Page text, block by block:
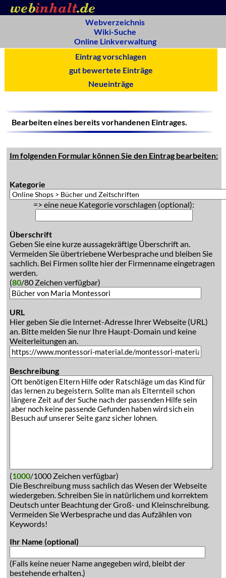
Webverzeichnis
Wiki-Suche
Online Linkverwaltung
Eintrag vorschlagen
gut bewertete Einträge
Neueinträge
Bearbeiten eines bereits vorhandenen Eintrages.
Im folgenden Formular können Sie den Eintrag bearbeiten:
Kategorie
=> eine neue Kategorie vorschlagen (optional):
Überschrift
Geben Sie eine kurze aussagekräftige Überschrift an.
Vermeiden Sie übertriebene Werbesprache und bleiben Sie
sachlich. Bei Firmen sollte hier der Firmenname eingetragen
werden.
(80/80 Zeichen verfügbar)
URL
Hier geben Sie die Internet-Adresse Ihrer Webseite (URL)
an. Bitte melden Sie nur Ihre Haupt-Domain und keine
Weiterleitungen an.
Beschreibung
(1000/1000 Zeichen verfügbar)
Die Beschreibung muss sachlich das Wesen der Webseite
wiedergeben. Schreiben Sie in natürlichem und korrektem
Deutsch unter Beachtung der Groß- und Kleinschreibung.
Vermeiden Sie Werbesprache und das Aufzählen von
Keywords!
Ihr Name (optional)
(Falls keine neuer Name angegeben wird, bleibt der
bestehende erhalten.)